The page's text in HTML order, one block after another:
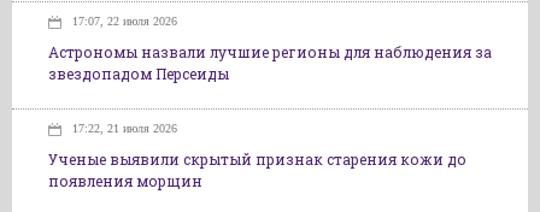
17:07, 22 июля 2026
Астрономы назвали лучшие регионы для наблюдения за
звездопадом Персеиды
17:22, 21 июля 2026
Ученые выявили скрытый признак старения кожи до
появления морщин